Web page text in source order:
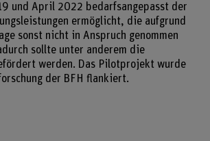
und April 2022 bedarfsangepasst der
ermöglicht, die aufgrund
sonst nicht in Anspruch genommen
sollte unter anderem die
werden. Das Pilotprojekt wurde
der BFH flankiert.